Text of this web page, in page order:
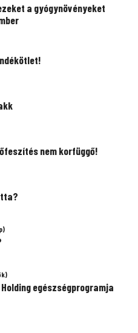
a gyógynövényeket
nem korfüggő!
egészségprogramja